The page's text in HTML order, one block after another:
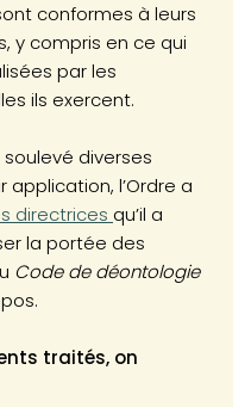
: Rappel et aperçu des
conformes à leurs
y compris en ce qui
par les
ils exercent.
diverses
l’Ordre a
directrices qu’il a
la portée des
Code de déontologie
traités, on